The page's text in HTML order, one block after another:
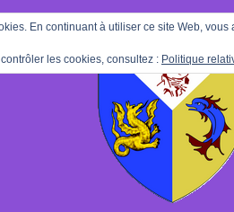
En continuant à utiliser ce site Web, vous
les cookies, consultez : Politique